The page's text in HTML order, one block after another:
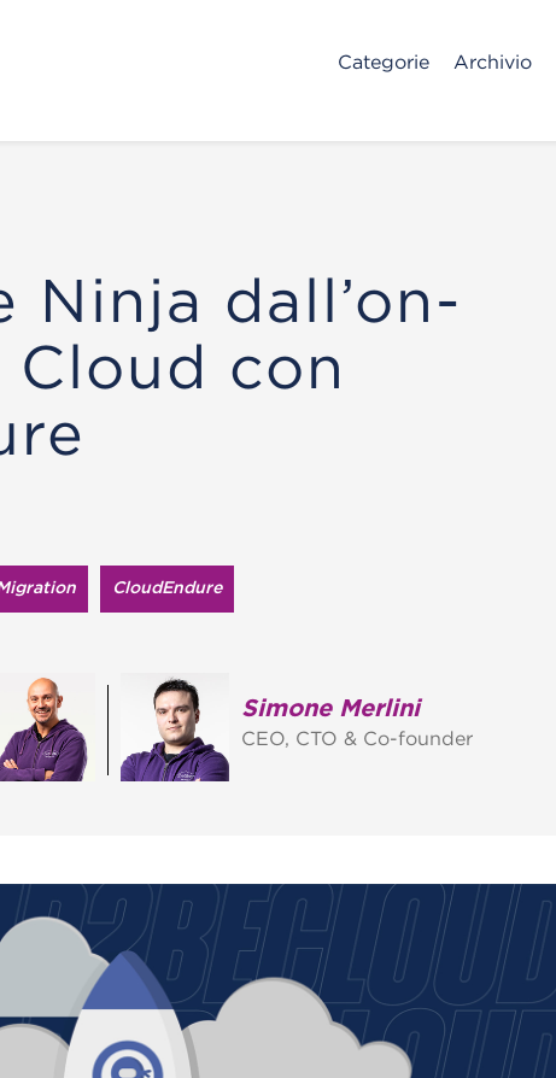
Categorie Archivio
Ninja dall’on-
con
CloudEndure
Simone Merlini
CEO, CTO & Co-founder